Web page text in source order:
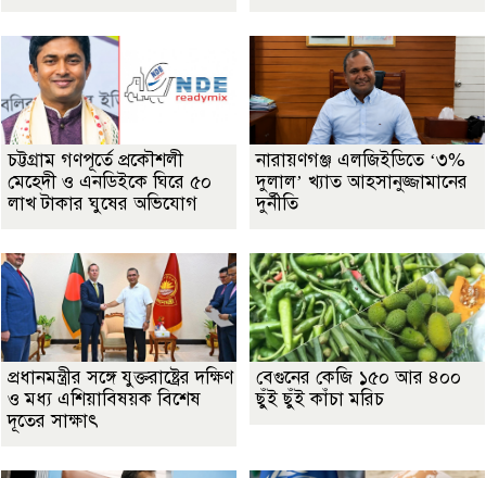
চট্টগ্রাম গণপূর্তে প্রকৌশলী
মেহেদী ও এনডিইকে ঘিরে ৫০
লাখ টাকার ঘুষের অভিযোগ
নারায়ণগঞ্জ এলজিইডিতে ‘৩%
দুলাল’ খ্যাত আহসানুজ্জামানের
দুর্নীতি
প্রধানমন্ত্রীর সঙ্গে যুক্তরাষ্ট্রের দক্ষিণ
ও মধ্য এশিয়াবিষয়ক বিশেষ
দূতের সাক্ষাৎ
বেগুনের কেজি ১৫০ আর ৪০০
ছুঁই ছুঁই কাঁচা মরিচ